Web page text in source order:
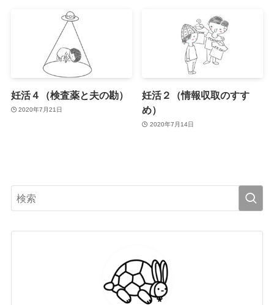
妊活４（検査薬と夫の勘）
2020年7月21日
妊活２（情報収取のすす
め）
2020年7月14日